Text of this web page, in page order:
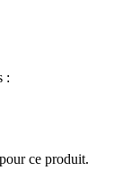
:
ce produit.